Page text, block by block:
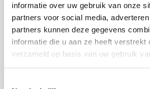
informatie over uw gebruik van onze
partners voor social media,
partners kunnen deze gegevens
informatie die u aan ze heeft verstrekt
verzameld op basis van uw gebruik
Deel dit artikel